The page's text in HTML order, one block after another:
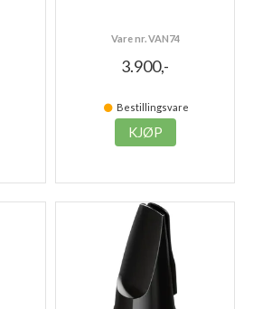
Vare nr. VAN74
3.900,-
Bestillingsvare
KJØP